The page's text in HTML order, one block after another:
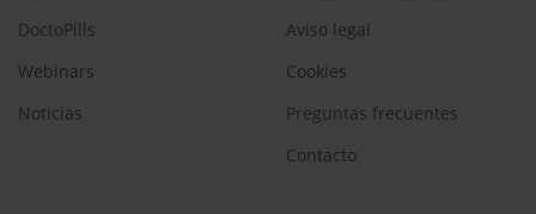
DoctoPills
Webinars
Noticias
Aviso legal
Cookies
Preguntas frecuentes
Contacto